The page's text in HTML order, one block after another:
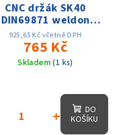
CNC držák SK40
DIN69871 weldon
D8x100, přesnost
0.005, AD, 15 tis. ot.
925,65 Kč včetně DPH
765 Kč
Skladem(1 ks)
+
DO
KOŠÍKU